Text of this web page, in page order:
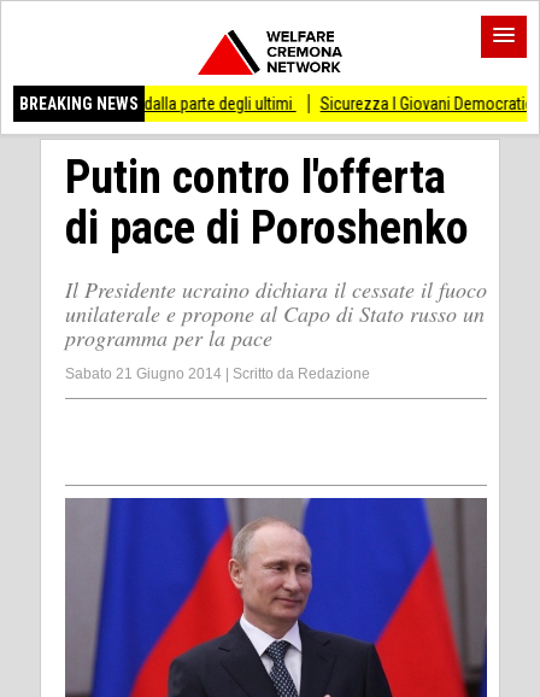
BREAKING NEWS
stare dalla parte degli ultimi Sicurezza I Giovani Democratici ribattono ai
Putin contro l'offerta
di pace di Poroshenko
Il Presidente ucraino dichiara il cessate il fuoco
unilaterale e propone al Capo di Stato russo un
programma per la pace
Sabato 21 Giugno 2014 Scritto da Redazione